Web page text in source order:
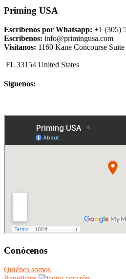
Priming USA
Escríbenos por Whatsapp: +1 (305)
Escríbenos: info@primingusa.com
Visítanos: 1160 Kane Concourse
FL 33154 United States
Síguenos:
Conócenos
Quiénes somos